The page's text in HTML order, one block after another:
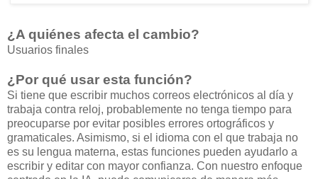
¿A quiénes afecta el cambio?
Usuarios finales
¿Por qué usar esta función?
Si tiene que escribir muchos correos electrónicos al día y
trabaja contra reloj, probablemente no tenga tiempo para
preocuparse por evitar posibles errores ortográficos y
gramaticales. Asimismo, si el idioma con el que trabaja no
es su lengua materna, estas funciones pueden ayudarlo a
escribir y editar con mayor confianza. Con nuestro enfoque